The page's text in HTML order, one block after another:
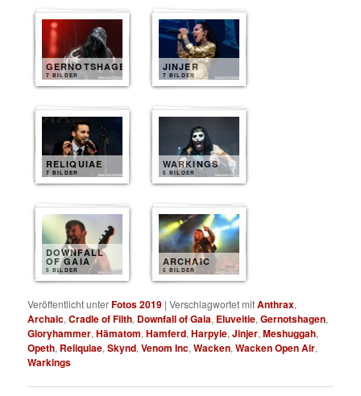
GERNOTSHAGEN
7 BILDER
JINJER
7 BILDER
RELIQUIAE
7 BILDER
WARKINGS
5 BILDER
DOWNFALL
OF GAIA
5 BILDER
ARCHAIC
5 BILDER
Veröffentlicht unterFotos 2019 |Verschlagwortet mitAnthrax,
Archaic,Cradle of Filth, Downfall of Gaia, Eluveitie,Gernotshagen,
Gloryhammer,Hämatom,Hamferd,Harpyie,Jinjer,Meshuggah,
Opeth, Reliquiae,Skynd,Venom Inc,Wacken,Wacken Open Air,
Warkings